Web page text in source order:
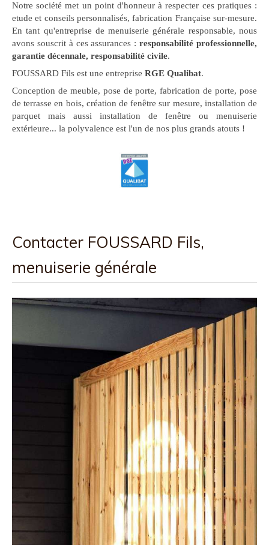
Notre société met un point d'honneur à respecter ces pratiques :
etude et conseils personnalisés, fabrication Française sur-mesure.
En tant qu'entreprise de menuiserie générale responsable, nous
avons souscrit à ces assurances :responsabilité professionnelle,
garantie décennale, responsabilité civile.
FOUSSARD Fils est une entreprise RGE Qualibat.
Conception de meuble, pose de porte, fabrication de porte, pose
de terrasse en bois, création de fenêtre sur mesure, installation de
parquet mais aussi installation de fenêtre ou menuiserie
extérieure... la polyvalence est l'un de nos plus grands atouts !
Contacter FOUSSARD Fils,
menuiserie générale